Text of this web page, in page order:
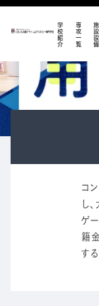
学
校
紹
介
専
攻
一
覧
施
設
備
コ
し
ゲ
籍
す